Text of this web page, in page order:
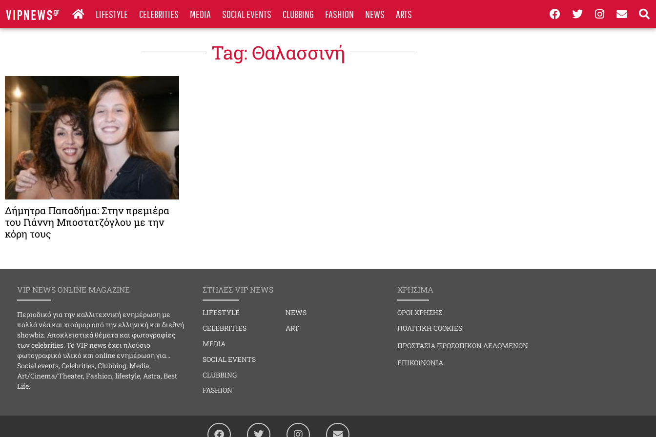
LIFESTYLE CELEBRITIES MEDIA SOCIAL EVENTS CLUBBING FASHION NEWS ARTS
Tag: Θαλασσινή
Δήμητρα Παπαδήμα: Στην πρεμιέρα
του Γιάννη Μποστατζόγλου με την
κόρη τους
VIP NEWS ONLINE MAGAZINE
Περιοδικό για την καλλιτεχνική ενημέρωση με
πολλά νέα και χιούμορ από την ελληνική και διεθνή
showbiz. Αποκλειστικά θέματα και φωτογραφίες
των celebrities. Το VIP news έχει πλούσιο
φωτογραφικό υλικό και online ενημέρωση για…
Social events, Celebrities, Clubbing, Media,
Art/Cinema/Theater, Fashion, lifestyle, Astra, Best
Life.
ΣΤΗΛΕΣ VIP NEWS
LIFESTYLE
CELEBRITIES
MEDIA
SOCIAL EVENTS
CLUBBING
FASHION
NEWS
ART
ΧΡΗΣΙΜΑ
ΟΡΟΙ ΧΡΗΣΗΣ
ΠΟΛΙΤΙΚΗ COOKIES
ΠΡΟΣΤΑΣΙΑ ΠΡΟΣΩΠΙΚΩΝ ΔΕΔΟΜΕΝΩΝ
ΕΠΙΚΟΙΝΩΝΙΑ